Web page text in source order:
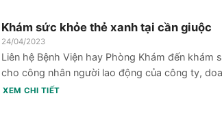
Khám sức khỏe thẻ xanh tại cần giuộc
24/04/2023
Liên hệ Bệnh Viện hay Phòng Khám đến khám
cho công nhân người lao động của công ty,
XEM CHI TIẾT